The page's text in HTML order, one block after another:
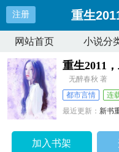
注册 重生
网站首页 小说分
重生2011
无醉春秋 著
都市言情
连
最近更新：新书
加入书架